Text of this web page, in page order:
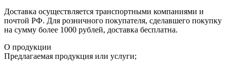
Доставка осуществляется транспортными компаниями и
почтой РФ. Для розничного покупателя, сделавшего покупку
на сумму более 1000 рублей, доставка бесплатна.
О продукции
Предлагаемая продукция или услуги;